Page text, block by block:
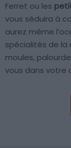
Ferret ou les
vous séduira à
aurez même
spécialités de la
moules,
vous dans votre